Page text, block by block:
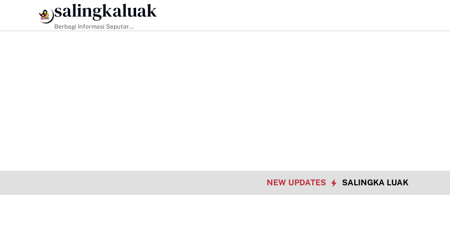
HEADLINE
salingkaluak
Berbagi Informasi Seputar
NEW UPDATES SALINGKA LUAK